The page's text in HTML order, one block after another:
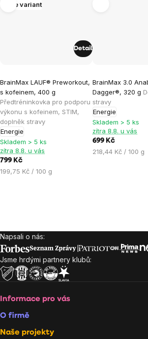
Více variant
BrainMax LAUF® Preworkout,
s kofeinem, 400 g
Předtréninkovka pro podporu
výkonu s kofeinem, STIM,
doplněk stravy
Energie
hodnocení
produktu
je
5,0
z
5
hvězdiček.
Skladem > 5 ks
zítra 8.8. u vás
799 Kč
Měrná
199,75 Kč / 100 g
Detail
BrainMax 3.0
Dagger®, 320 g
stravy
Energie
hodnocení
produktu
je
4,7
z
5
hvězdiček.
Skladem > 5 ks
zítra 8.8. u vás
699 Kč
Měrná
218,44 Kč / 100 g
Zápatí
Napsali o nás:
Jsme hrdými partnery klubů:
Informace pro vás
O firmě
Naše projekty